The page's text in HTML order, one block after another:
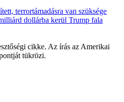
terrortámadásra van szüksége
dollárba kerül Trump fala
cikke. Az írás az Amerikai
tükrözi.